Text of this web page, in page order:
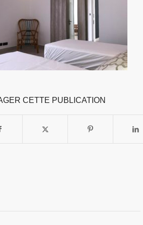
CETTE PUBLICATION